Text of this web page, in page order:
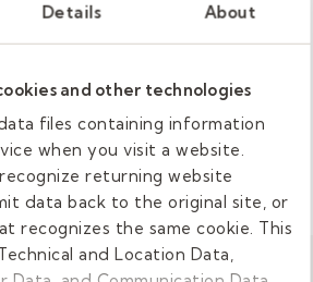
Details About
and other technologies
files containing information
when you visit a website.
returning website
data back to the original site, or
recognizes the same cookie. This
and Location Data,
VÍDEO EDUCACIÓN